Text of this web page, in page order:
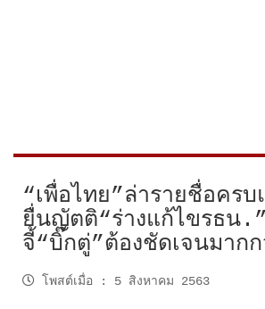
“เพื่อไทย”ล่ารายชื่อครบ
ยื่นญัตติ“ร่างแก้ไขรธน
จี้“บิ๊กตู่”ต้องชัดเจนมาก
โพสต์เมื่อ : 5 สิงหาคม 2563